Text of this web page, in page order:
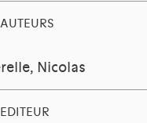
AUTEURS
Nicolas
EDITEUR